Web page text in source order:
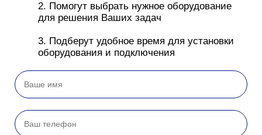
2. Помогут выбрать нужное оборудование
для решения Ваших задач
3. Подберут удобное время для установки
оборудования и подключения